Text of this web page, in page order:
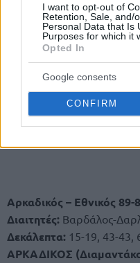
I want to opt-out of
Retention, Sale, and/
Personal Data that Is
Purposes for which it
Opted In
Google consents
CONFIRM
Αρκαδικός – Εθνικός 89-
Διαιτητές: Βαρδάλος-
Δεκάλεπτα: 15-19, 43-43,
ΑΡΚΑΔΙΚΟΣ